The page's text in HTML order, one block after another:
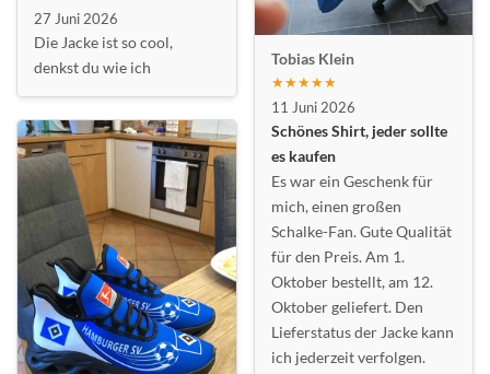
27 Juni 2026
Die Jacke ist so cool,
denkst du wie ich
Tobias Klein
★★★★★
11 Juni 2026
Schönes Shirt, jeder sollte
es kaufen
Es war ein Geschenk für
mich, einen großen
Schalke-Fan. Gute Qualität
für den Preis. Am 1.
Oktober bestellt, am 12.
Oktober geliefert. Den
Lieferstatus der Jacke kann
ich jederzeit verfolgen.